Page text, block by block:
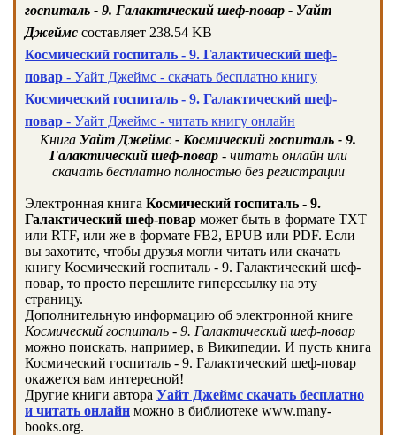
госпиталь - 9. Галактический шеф-повар - Уайт
Джеймс составляет 238.54 KB
Космический госпиталь - 9. Галактический шеф-
повар - Уайт Джеймс - скачать бесплатно книгу
Космический госпиталь - 9. Галактический шеф-
повар - Уайт Джеймс - читать книгу онлайн
Книга Уайт Джеймс - Космический госпиталь - 9.
Галактический шеф-повар- читать онлайн или
скачать бесплатно полностью без регистрации
Электронная книга Космический госпиталь - 9.
Галактический шеф-повар может быть в формате TXT
или RTF, или же в формате FB2, EPUB или PDF. Если
вы захотите, чтобы друзья могли читать или скачать
книгу Космический госпиталь - 9. Галактический шеф-
повар, то просто перешлите гиперссылку на эту
страницу.
Дополнительную информацию об электронной книге
Космический госпиталь - 9. Галактический шеф-повар
можно поискать, например, в Википедии. И пусть книга
Космический госпиталь - 9. Галактический шеф-повар
окажется вам интересной!
Другие книги автора Уайт Джеймс скачать бесплатно
и читать онлайн можно в библиотеке www.many-
books.org.